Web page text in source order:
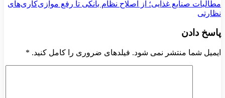
مطالبات صنایع غذایی؛ از اصلاح نظام بانکی تا رفع موازی‌کاری‌های
نظارتی
پاسخ دادن
ایمیل شما منتشر نمی شود. فیلدهای ضروری را کامل کنید. *